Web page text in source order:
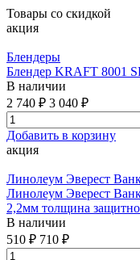
Товары со скидкой
акция
Блендеры
Блендер KRAFT 8001
В наличии
2 740 ₽ 3 040 ₽
Добавить в корзину
акция
Линолеум Эверест
Линолеум Эверест
2,2мм толщина
В наличии
510 ₽ 710 ₽